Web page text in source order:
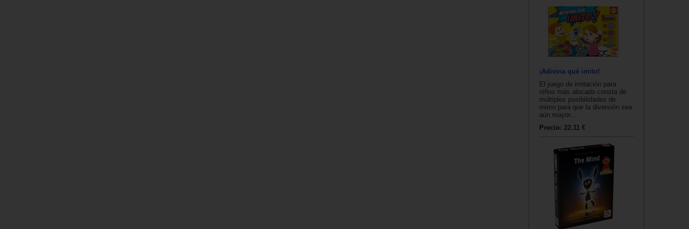
¡Adivina qué imito!
El juego de imitación para
niños más alocado consta de
múltiples posibilidades de
mimo para que la diversión sea
aún mayor....
Precio: 22.11 €